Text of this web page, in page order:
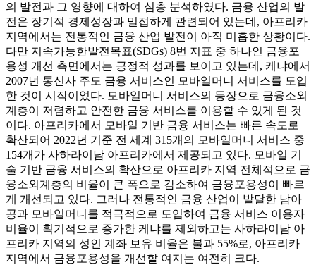
의 발전과 그 영향에 대하여 심층 분석하였다. 금융 산업의 발
전은 장기적 경제성장과 밀접하게 관련되어 있는데, 아프리카
지역에서는 전통적인 금융 산업 발전이 아직 미흡한 상황이다.
다만 지속가능한발전목표(SDGs) 8번 지표 중 하나인 금융포
용성 개선 측면에서는 긍정적 성과를 보이고 있는데, 케냐에서
2007년 통신사 주도 금융 서비스인 모바일머니 서비스를 도입
한 것이 시작이었다. 모바일머니 서비스의 등장으로 금융소외
계층이 저렴하고 안전한 금융 서비스를 이용할 수 있게 된 것
이다. 아프리카에서 모바일 기반 금융 서비스는 빠른 속도로
확산되어 2022년 기준 전 세계 315개의 모바일머니 서비스 중
154개가 사하라이남 아프리카에서 제공되고 있다. 모바일 기
술 기반 금융 서비스의 확산으로 아프리카 지역 전체적으로 금
융소외계층의 비율이 큰 폭으로 감소하여 금융포용성이 빠르
게 개선되고 있다. 그러나 전통적인 금융 산업이 발달한 남아
공과 모바일머니를 적극적으로 도입하여 금융 서비스 이용자
비율이 획기적으로 증가한 케냐를 제외하고는 사하라이남 아
프리카 지역의 성인 계좌 보유 비율은 불과 55%로, 아프리카
지역에서 금융포용성을 개선할 여지는 여전히 크다.